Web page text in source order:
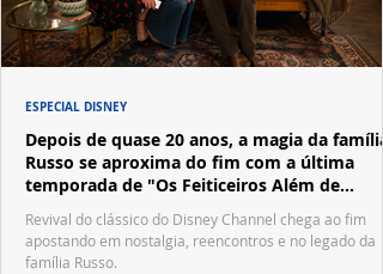
Depois de quase 20 anos, a magia da família
Russo se aproxima do fim com a última
temporada de "Os Feiticeiros Além de
Waverly Place"
Revival do clássico do Disney Channel chega ao fim
apostando em nostalgia, reencontros e no legado da
família Russo.
ESPECIAL DISNEY